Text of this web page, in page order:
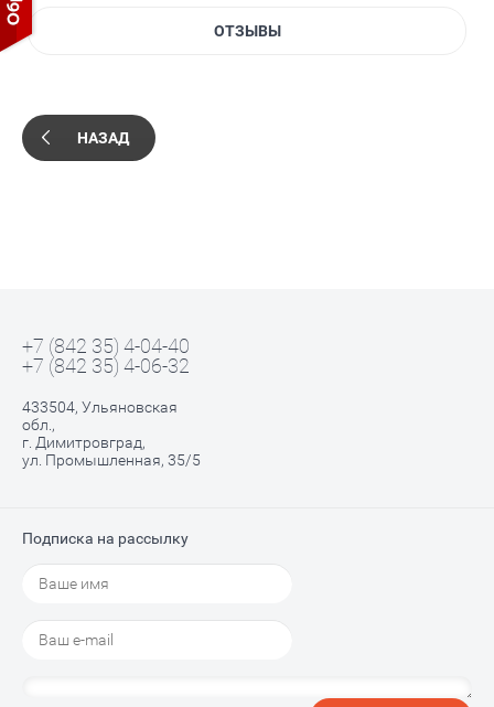
ОТЗЫВЫ
НАЗАД
+7 (842 35) 4-04-40
+7 (842 35) 4-06-32
433504, Ульяновская
обл.,
г. Димитровград,
ул. Промышленная, 35/5
Подписка на рассылку